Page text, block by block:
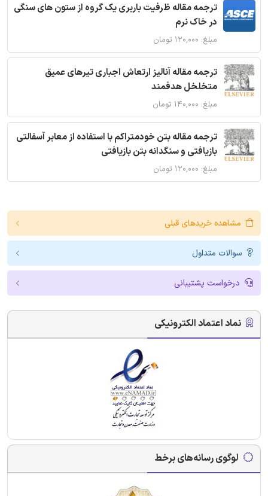
ترجمه مقاله ظرفیت باربری یک گروه از ستون های سنگی
در خاک نرم
مبلغ: ۱۲۰,۰۰۰ تومان
ترجمه مقاله آنالیز ارتعاش اجباری تیرهای عمیق
متخلخل هدفمند
مبلغ: ۱۴۰,۰۰۰ تومان
ترجمه مقاله بتن خودمتراکم با استفاده از معابر آسفالتی
بازیافتی و سنگدانه بتن بازیافتی
مبلغ: ۱۲۰,۰۰۰ تومان
مشاهده خریدهای قبلی
سوالات متداول
درخواست پشتیبانی
نماد اعتماد الکترونیکی
لوگوی رسانه‌های برخط